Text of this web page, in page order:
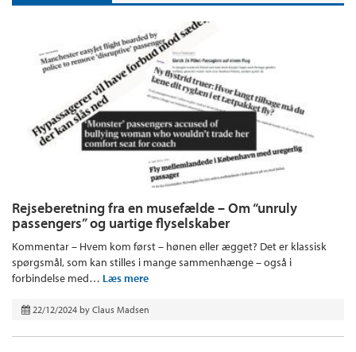
Rejseberetning fra en musefælde – Om “unruly
passengers” og uartige flyselskaber
Kommentar – Hvem kom først – hønen eller ægget? Det er klassisk
spørgsmål, som kan stilles i mange sammenhænge – også i
forbindelse med… Læs mere
22/12/2024 by Claus Madsen